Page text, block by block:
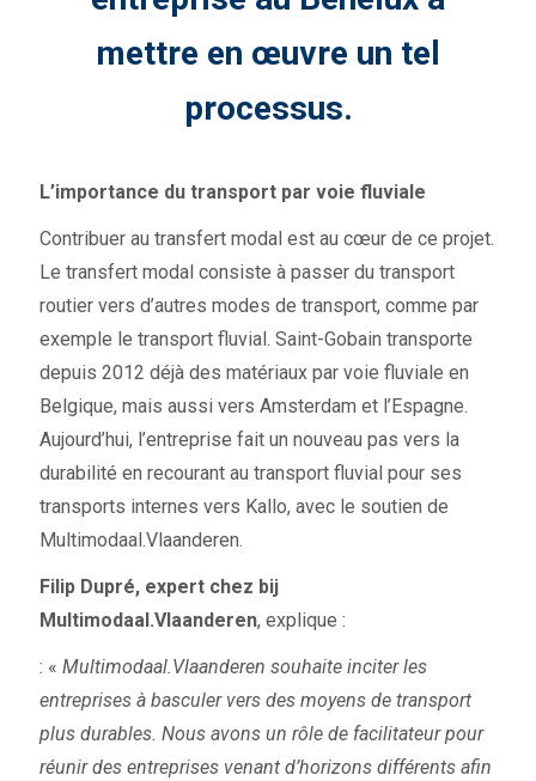
mettre en œuvre un tel
processus.
L’importance du transport par voie fluviale
Contribuer au transfert modal est au cœur de ce projet.
Le transfert modal consiste à passer du transport
routier vers d’autres modes de transport, comme par
exemple le transport fluvial. Saint-Gobain transporte
depuis 2012 déjà des matériaux par voie fluviale en
Belgique, mais aussi vers Amsterdam et l’Espagne.
Aujourd’hui, l’entreprise fait un nouveau pas vers la
durabilité en recourant au transport fluvial pour ses
transports internes vers Kallo, avec le soutien de
Multimodaal.Vlaanderen.
Filip Dupré, expert chez bij
Multimodaal.Vlaanderen, explique :
: « Multimodaal.Vlaanderen souhaite inciter les
entreprises à basculer vers des moyens de transport
plus durables. Nous avons un rôle de facilitateur pour
réunir des entreprises venant d’horizons différents afin